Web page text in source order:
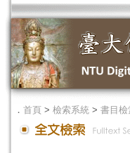
． 首頁 > 檢索系統 > 書目檢